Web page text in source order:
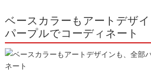
ベースカラーもアートデザ
パープルでコーディネート